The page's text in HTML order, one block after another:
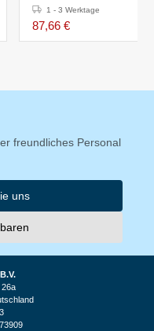
1 - 3 Werktage
87,66 €
freundliches Personal
uns